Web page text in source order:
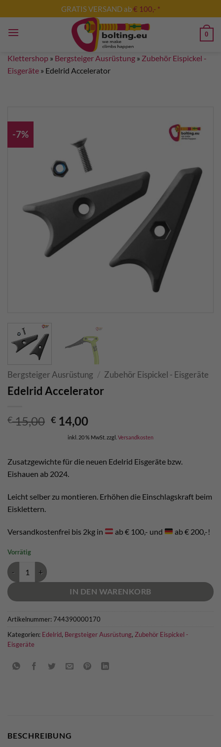
Inhalt
springen
GRATIS VERSAND ab€ 100,- *
0
Klettershop » Bergsteiger Ausrüstung » Zubehör Eispickel -
Eisgeräte » Edelrid Accelerator
-7%
Bergsteiger Ausrüstung / Zubehör Eispickel - Eisgeräte
Edelrid Accelerator
€15,00 Ursprünglicher
Preis
war:
€ 15,00
€ 14,00Aktueller
Preis
ist:
€ 14,00.
inkl. 20 % MwSt. zzgl. Versandkosten
Zusatzgewichte für die neuen Edelrid Eisgeräte bzw.
Eishauen ab 2024.
Leicht selber zu montieren. Erhöhen die Einschlagskraft beim
Eisklettern.
Versandkostenfrei bis 2kg in ab € 100,- und ab € 200,-!
Vorrätig
Edelrid Accelerator Menge
IN DEN WARENKORB
Artikelnummer:744390000170
Kategorien: Edelrid, Bergsteiger Ausrüstung, Zubehör Eispickel -
Eisgeräte
BESCHREIBUNG